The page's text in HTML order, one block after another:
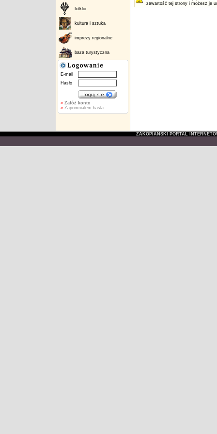
folklor
kultura i sztuka
imprezy regionalne
baza turystyczna
E-mail
Hasło
» Załóż konto
»Zapomniałem hasła
zawartość tej strony i możesz je
ZAKOPIAŃSKI PORTAL